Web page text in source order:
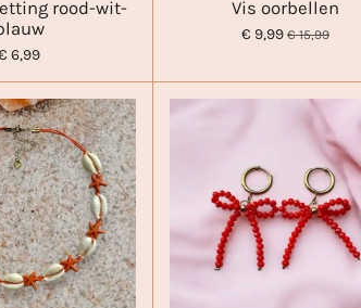
rood-wit-
6,99
Vis oorbellen
€ 9,99 € 15,99